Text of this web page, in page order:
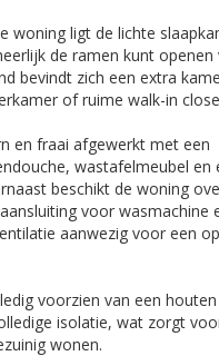
woning ligt de lichte
de ramen kunt openen
bevindt zich een extra
of ruime walk-in
en fraai afgewerkt met een
wastafelmeubel en
beschikt de woning
voor wasmachine
aanwezig voor een
voorzien van een
isolatie, wat zorgt
wonen.